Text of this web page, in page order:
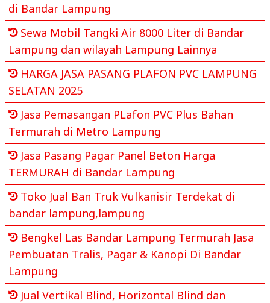
di Bandar Lampung
Sewa Mobil Tangki Air 8000 Liter di Bandar
Lampung dan wilayah Lampung Lainnya
HARGA JASA PASANG PLAFON PVC LAMPUNG
SELATAN 2025
Jasa Pemasangan PLafon PVC Plus Bahan
Termurah di Metro Lampung
Jasa Pasang Pagar Panel Beton Harga
TERMURAH di Bandar Lampung
Toko Jual Ban Truk Vulkanisir Terdekat di
bandar lampung,lampung
Bengkel Las Bandar Lampung Termurah Jasa
Pembuatan Tralis, Pagar & Kanopi Di Bandar
Lampung
Jual Vertikal Blind, Horizontal Blind dan